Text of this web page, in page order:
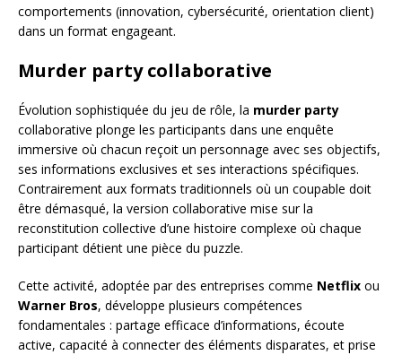
comportements (innovation, cybersécurité, orientation client)
dans un format engageant.
Murder party collaborative
Évolution sophistiquée du jeu de rôle, la murder party
collaborative plonge les participants dans une enquête
immersive où chacun reçoit un personnage avec ses objectifs,
ses informations exclusives et ses interactions spécifiques.
Contrairement aux formats traditionnels où un coupable doit
être démasqué, la version collaborative mise sur la
reconstitution collective d’une histoire complexe où chaque
participant détient une pièce du puzzle.
Cette activité, adoptée par des entreprises comme Netflix ou
Warner Bros, développe plusieurs compétences
fondamentales : partage efficace d’informations, écoute
active, capacité à connecter des éléments disparates, et prise